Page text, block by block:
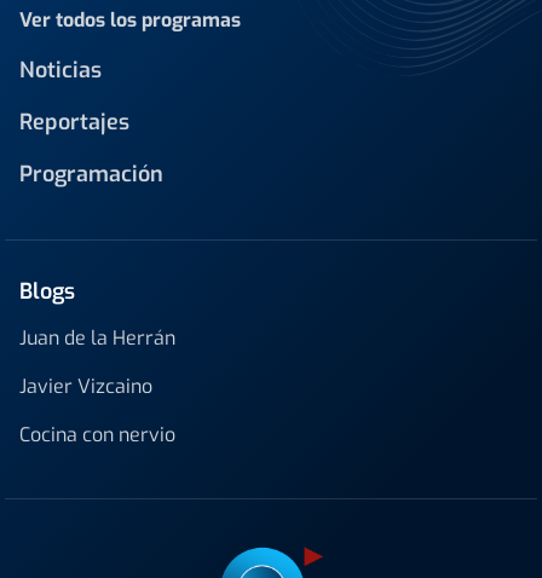
Ver todos los programas
Noticias
Reportajes
Programación
Blogs
Juan de la Herrán
Javier Vizcaino
Cocina con nervio